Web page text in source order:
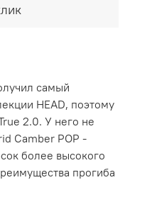
самый
HEAD, поэтому
2.0. У него не
Camber POP -
более высокого
прогиба